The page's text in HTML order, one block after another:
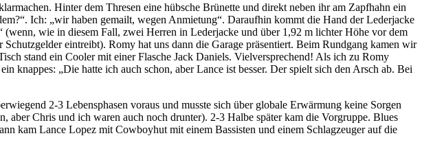
Hinter dem Thresen eine hübsche Brünette und direkt neben ihr am Zapfhahn ein
Ich: „wir haben gemailt, wegen Anmietung“. Daraufhin kommt die Hand der Lederjacke
wie in diesem Fall, zwei Herren in Lederjacke und über 1,92 m lichter Höhe vor dem
eintreibt). Romy hat uns dann die Garage präsentiert. Beim Rundgang kamen wir
stand ein Cooler mit einer Flasche Jack Daniels. Vielversprechend! Als ich zu Romy
knappes: „Die hatte ich auch schon, aber Lance ist besser. Der spielt sich den Arsch ab. Bei
2-3 Lebensphasen voraus und musste sich über globale Erwärmung keine Sorgen
Chris und ich waren auch noch drunter). 2-3 Halbe später kam die Vorgruppe. Blues
kam Lance Lopez mit Cowboyhut mit einem Bassisten und einem Schlagzeuger auf die